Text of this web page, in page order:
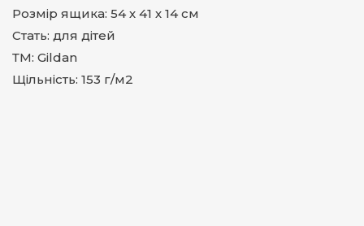
Розмір ящика: 54 х 41 х 14 см
Стать: для дітей
ТМ: Gildan
Щільність: 153 г/м2